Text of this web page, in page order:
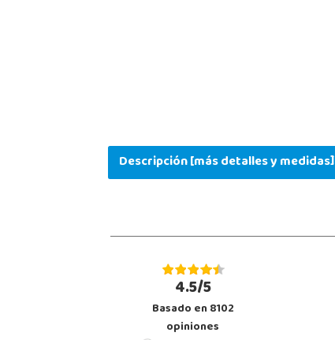
Descripción [más detalles y medidas]
4.5/5
Basado en 8102
opiniones